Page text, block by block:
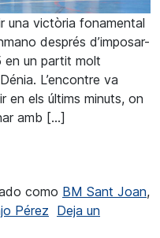
una victòria fonamental
després d’imposar-
en un partit molt
L’encontre va
en els últims minuts, on
amb […]
como BM Sant Joan,
Pérez
Deja un